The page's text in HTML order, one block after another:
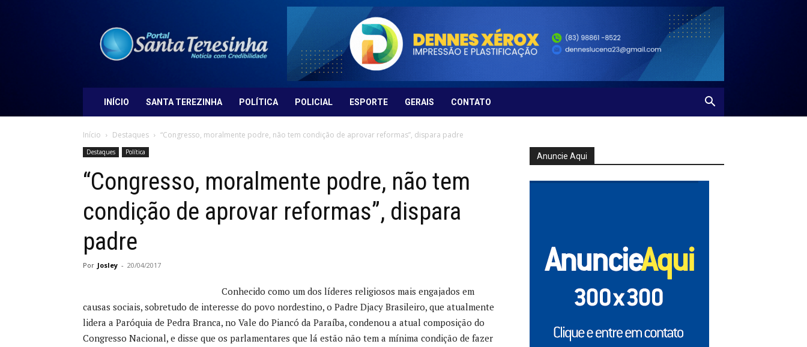
Santa
Teresinha
INÍCIO SANTA TEREZINHA POLÍTICA POLICIAL ESPORTE GERAIS CONTATO
Início Destaques “Congresso, moralmente podre, não tem condição de aprovar reformas”, dispara padre
Destaques Política
“Congresso, moralmente podre, não tem
condição de aprovar reformas”, dispara
padre
Por Josley - 20/04/2017
Conhecido como um dos líderes religiosos mais engajados em
causas sociais, sobretudo de interesse do povo nordestino, o Padre Djacy Brasileiro, que atualmente
lidera a Paróquia de Pedra Branca, no Vale do Piancó da Paraíba, condenou a atual composição do
Congresso Nacional, e disse que os parlamentares que lá estão não tem a mínima condição de fazer
Anuncie Aqui